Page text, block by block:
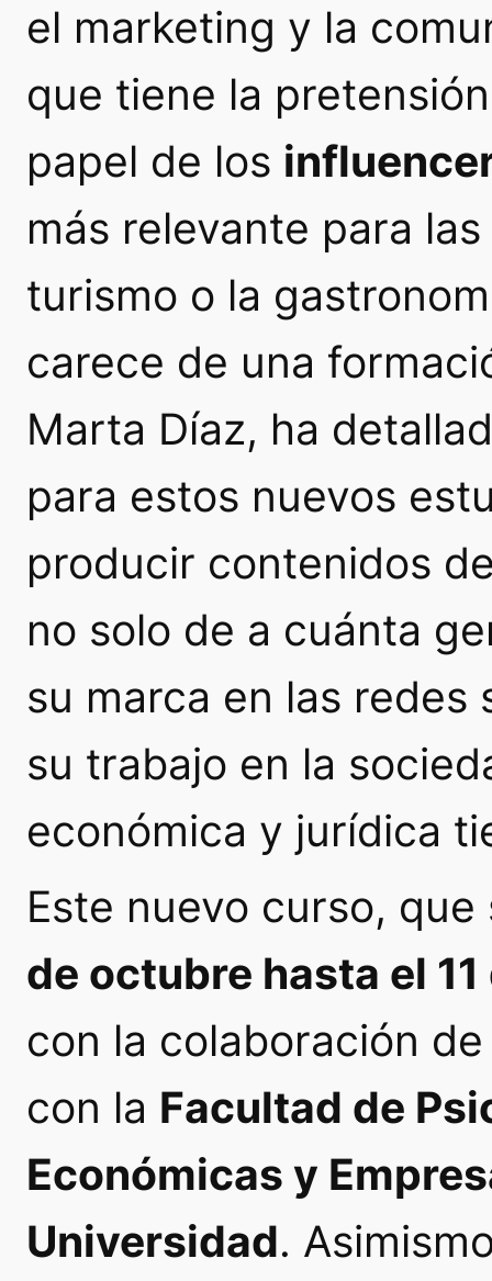
el marketing y la
que tiene la
papel de los
más relevante para
turismo o la
carece de una
Marta Díaz, ha
para estos nuevos
producir contenidos
no solo de a cuánta
su marca en las redes
su trabajo en la
económica y jurídica
Este nuevo curso,
de octubre hasta el
con la colaboración
con la Facultad de
Económicas y
Universidad.